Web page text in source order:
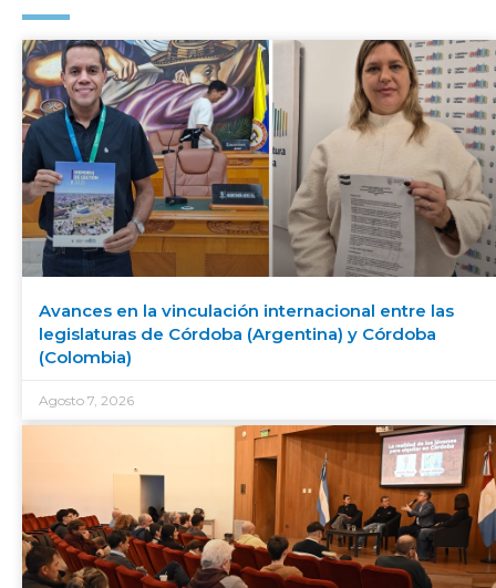
Avances en la vinculación internacional entre las
legislaturas de Córdoba (Argentina) y Córdoba
(Colombia)
Agosto 7, 2026